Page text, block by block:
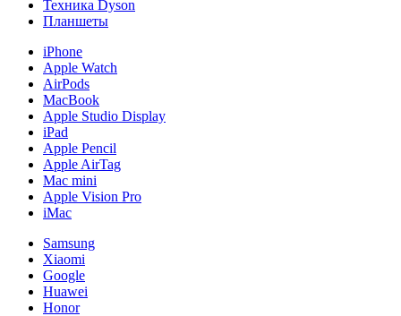
Техника Dyson
Планшеты
iPhone
Apple Watch
AirPods
MacBook
Apple Studio Display
iPad
Apple Pencil
Apple AirTag
Mac mini
Apple Vision Pro
iMac
Samsung
Xiaomi
Google
Huawei
Honor